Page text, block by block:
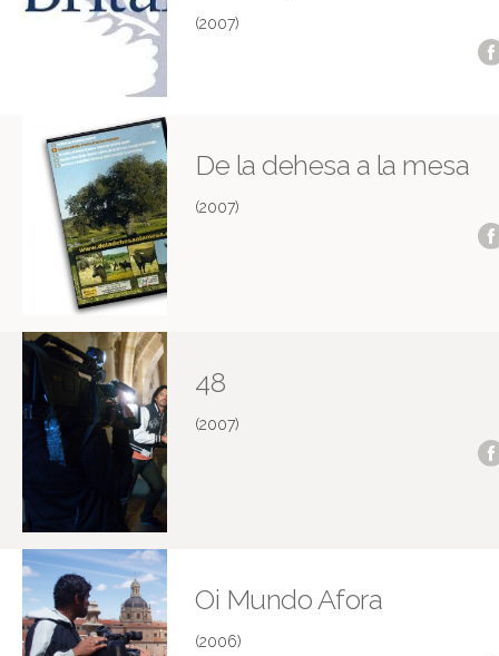
(2007)
De la dehesa a la mesa
(2007)
48
(2007)
Oi Mundo Afora
(2006)